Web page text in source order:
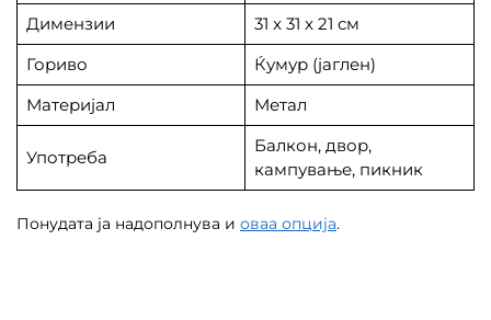
Димензии
31 x 31 x 21 см
Гориво
Ќумур (јаглен)
Материјал
Метал
Употреба
Балкон, двор,
кампување, пикник
Понудата ја надополнува и оваа опција.